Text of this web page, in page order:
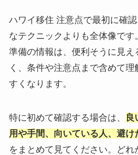
ハワイ移住 注意点で最初に確
なテクニックよりも全体像です
準備の情報は、便利そうに見え
く、条件や注意点まで含めて
すくなります。
特に初めて確認する場合は、
良
用や手間、向いている人、避け
をまとめて見てください。どれ